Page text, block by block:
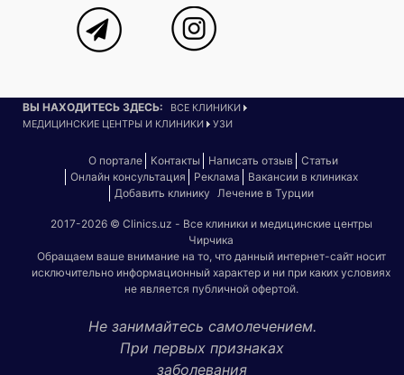
ВЫ НАХОДИТЕСЬ ЗДЕСЬ:
ВСЕ КЛИНИКИ
МЕДИЦИНСКИЕ ЦЕНТРЫ И КЛИНИКИ
УЗИ
О портале Контакты Написать отзыв
Статьи
Онлайн консультация
Реклама
Вакансии в клиниках
Добавить клинику
Лечение в Турции
2017-2026 © Clinics.uz - Все клиники и медицинские центры
Чирчика
Обращаем ваше внимание на то, что данный интернет-сайт носит
исключительно информационный характер и ни при каких условиях
не является публичной офертой.
Не занимайтесь самолечением.
При первых признаках
заболевания